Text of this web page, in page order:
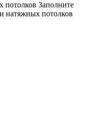
потолков Заполните
натяжных потолков